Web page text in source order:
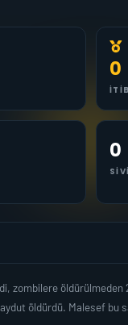
0
0
zombilere
öldürdü. Malesef